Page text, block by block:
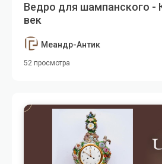
Ведро для шампанского -
век
Меандр-Антик
52 просмотра